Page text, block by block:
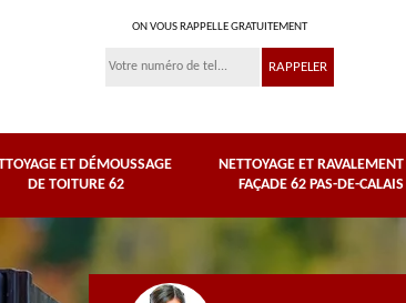
ON VOUS RAPPELLE GRATUITEMENT
ET DÉMOUSSAGE
DE TOITURE 62
NETTOYAGE ET
FAÇADE 62 PAS-DE-CALAIS